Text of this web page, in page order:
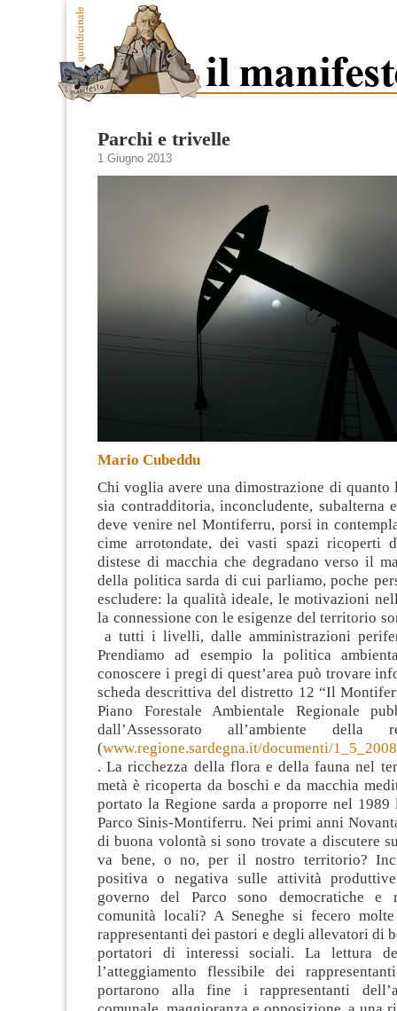
Parchi e trivelle
1 Giugno 2013
Mario Cubeddu
Chi voglia avere una dimostrazione di quanto
sia contradditoria, inconcludente, subalterna
deve venire nel Montiferru, porsi in
cime arrotondate, dei vasti spazi ricoperti
distese di macchia che degradano verso il
della politica sarda di cui parliamo, poche
escludere: la qualità ideale, le motivazioni
la connessione con le esigenze del territorio
a tutti i livelli, dalle amministrazioni
Prendiamo ad esempio la politica
conoscere i pregi di quest’area può trovare
scheda descrittiva del distretto 12 “Il
Piano Forestale Ambientale Regionale
dall’Assessorato all’ambiente della
(www.regione.sardegna.it/documenti/
. La ricchezza della flora e della fauna nel
metà è ricoperta da boschi e da macchia
portato la Regione sarda a proporre nel 1989
Parco Sinis-Montiferru. Nei primi anni
di buona volontà si sono trovate a discutere
va bene, o no, per il nostro territorio?
positiva o negativa sulle attività
governo del Parco sono democratiche e
comunità locali? A Seneghe si fecero
rappresentanti dei pastori e degli allevatori di
portatori di interessi sociali. La lettura
l’atteggiamento flessibile dei
portarono alla fine i rappresentanti